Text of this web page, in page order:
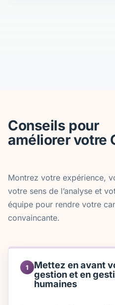
Conseils pour
améliorer votre
Montrez votre expérience,
votre sens de l’analyse et
équipe pour rendre votre
convaincante.
1
Mettez en avant
gestion et en
humaines